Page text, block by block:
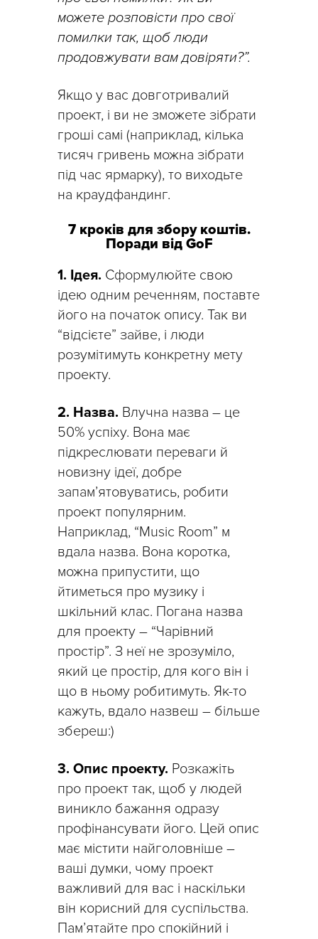
можете розповісти про свої
помилки так, щоб люди
продовжувати вам довіряти?”.
Якщо у вас довготривалий
проект, і ви не зможете зібрати
гроші самі (наприклад, кілька
тисяч гривень можна зібрати
під час ярмарку), то виходьте
на краудфандинг.
7 кроків для збору коштів.
Поради від GoF
1. Ідея. Сформулюйте свою
ідею одним реченням, поставте
його на початок опису. Так ви
“відсієте” зайве, і люди
розумітимуть конкретну мету
проекту.
2. Назва. Влучна назва – це
50% успіху. Вона має
підкреслювати переваги й
новизну ідеї, добре
запам’ятовуватись, робити
проект популярним.
Наприклад, “Music Room” м
вдала назва. Вона коротка,
можна припустити, що
йтиметься про музику і
шкільний клас. Погана назва
для проекту – “Чарівний
простір”. З неї не зрозуміло,
який це простір, для кого він і
що в ньому робитимуть. Як-то
кажуть, вдало назвеш – більше
збереш:)
3. Опис проекту. Розкажіть
про проект так, щоб у людей
виникло бажання одразу
профінансувати його. Цей опис
має містити найголовніше –
ваші думки, чому проект
важливий для вас і наскільки
він корисний для суспільства.
Пам’ятайте про спокійний і